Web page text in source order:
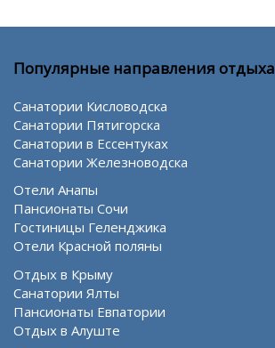
Популярные направления отдыха
Санатории Кисловодска
Санатории Пятигорска
Санатории в Ессентуках
Санатории Железноводска
Отели Анапы
Пансионаты Сочи
Гостиницы Геленджика
Отели Красной поляны
Отдых в Крыму
Санатории Ялты
Пансионаты Евпатории
Отдых в Алуште